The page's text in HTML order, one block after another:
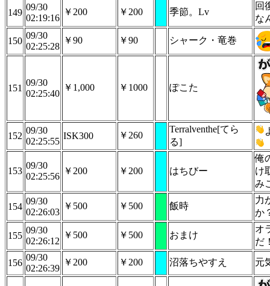
149
09/30
02:19:16
￥200 ￥200 季節。Lv
回
な
150
09/30
02:25:28
￥90 ￥90 シャーク・竜巻
151
09/30
02:25:40
￥1,000 ￥1000 ぽこた
152
09/30
02:25:55
ISK300 ￥260
Terralventhe[てら
る]
153
09/30
02:25:56
￥200 ￥200 はちびー
俺
け
み
154
09/30
02:26:03
￥500 ￥500 飯時
力
か
155
09/30
02:26:12
￥500 ￥500 おまけ
オ
だ
156
09/30
02:26:39
￥200 ￥200 沼落ちやすえ 元